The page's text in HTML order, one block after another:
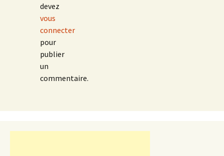
devez
vous
connecter
pour
publier
un
commentaire.